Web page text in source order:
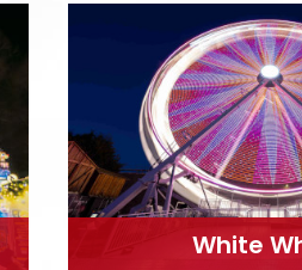
White